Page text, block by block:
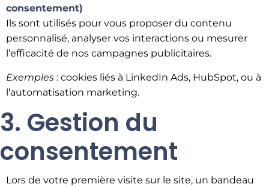
consentement)
Ils sont utilisés pour vous proposer du contenu
personnalisé, analyser vos interactions ou mesurer
l’efficacité de nos campagnes publicitaires.
Exemples : cookies liés à LinkedIn Ads, HubSpot, ou à
l’automatisation marketing.
3. Gestion du
consentement
Lors de votre première visite sur le site, un bandeau